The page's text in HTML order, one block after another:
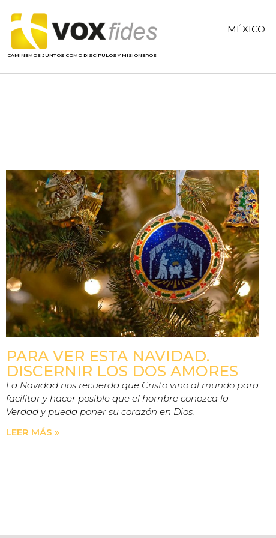
CAMINEMOS JUNTOS COMO DISCÍPULOS Y MISIONEROS
MÉXICO
PARA VER ESTA NAVIDAD.
DISCERNIR LOS DOS AMORES
La Navidad nos recuerda que Cristo vino al mundo para
facilitar y hacer posible que el hombre conozca la
Verdad y pueda poner su corazón en Dios.
LEER MÁS »